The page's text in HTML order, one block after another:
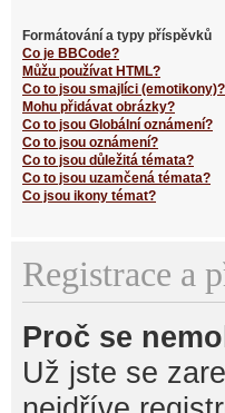
Formátování a typy příspěvků
Co je BBCode?
Můžu používat HTML?
Co to jsou smajlíci (emotikony)?
Mohu přidávat obrázky?
Co to jsou Globální oznámení?
Co to jsou oznámení?
Co to jsou důležitá témata?
Co to jsou uzamčená témata?
Co jsou ikony témat?
Registrace a
Proč se
Už jste se